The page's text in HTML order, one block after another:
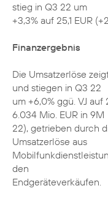
stieg in Q3 22 um
+3,3% auf 25,1 EUR
Finanzergebnis
Die Umsatzerlöse
und stiegen in Q3 22
um +6,0% ggü. VJ auf
6.034 Mio. EUR in 9M
22), getrieben durch
Umsatzerlöse aus
den
Endgeräteverkäufen.